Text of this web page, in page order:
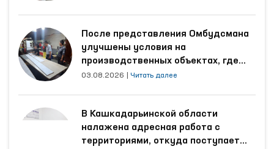
После представления Омбудсмана
улучшены условия на
производственных объектах, где
трудятся осуждённые
03.08.2026 Читать далее
В Кашкадарьинской области
налажена адресная работа с
территориями, откуда поступает